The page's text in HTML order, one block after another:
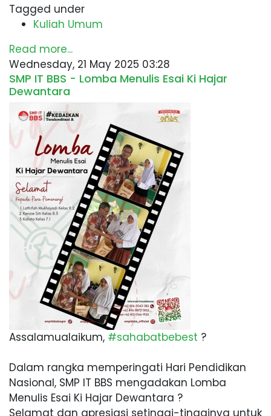
Tagged under
Kuliah Umum
Read more...
Wednesday, 21 May 2025 03:28
SMP IT BBS - Lomba Menulis Esai Ki Hajar
Dewantara
Assalamualaikum, #sahabatbebest ?
Dalam rangka memperingati Hari Pendidikan
Nasional, SMP IT BBS mengadakan Lomba
Menulis Esai Ki Hajar Dewantara ?
Selamat dan apresiasi setinggi-tingginya untuk